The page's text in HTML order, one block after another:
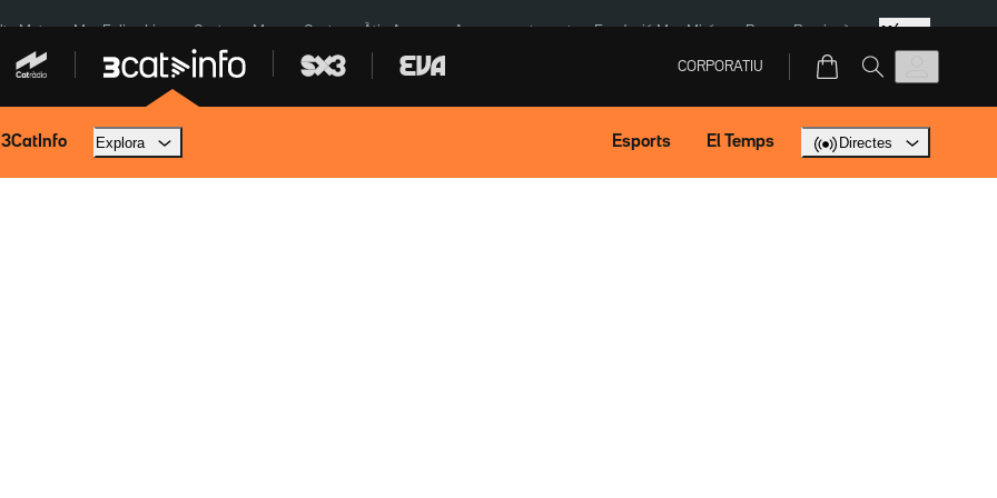
Meta Mor Felipe Lipe Ceuta Menors Ceuta Àtic Ayuso Aparcament agost Fundació Mas Miró eBay Perpinyà Més
CORPORATIU
3CatInfo Explora Esports El Temps Directes